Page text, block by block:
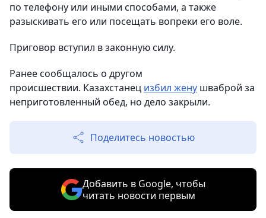
по телефону или иными способами, а также
разыскивать его или посещать вопреки его воле.
Приговор вступил в законную силу.
Ранее сообщалось о другом
происшествии. Казахстанец избил жену шваброй за
неприготовленный обед, но дело закрыли.
Поделитесь новостью
Добавить в Google, чтобы
читать новости первым